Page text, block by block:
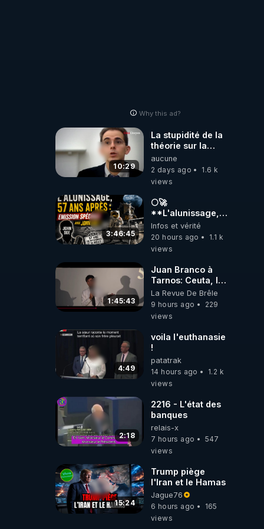
Why this ad?
10:29
La stupidité de la
théorie sur la
responsabilité de
l’homme
concernant le
carbone.
aucune
2 days ago
1.6 k
views
3:46:45
🌕🚀
**L'alunissage,
57 ans après :
Émission spéciale
avec John Doe
Infos et vérité
20 hours ago
1.1 k
views
1:45:43
Juan Branco à
Tarnos: Ceuta, le
narcotrafic et le
pouvoir en France
La Revue De Brêle
9 hours ago
229
views
4:49
voila l'euthanasie
!
patatrak
14 hours ago
1.2 k
views
2:18
2216 - L'état des
banques
relais-x
7 hours ago
547
views
15:24
Trump piège
l'Iran et le Hamas
Jague76
6 hours ago
165
views